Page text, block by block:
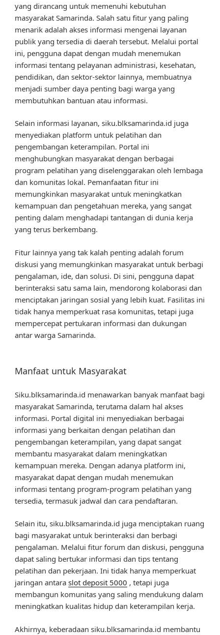
yang dirancang untuk memenuhi kebutuhan
masyarakat Samarinda. Salah satu fitur yang paling
menarik adalah akses informasi mengenai layanan
publik yang tersedia di daerah tersebut. Melalui portal
ini, pengguna dapat dengan mudah menemukan
informasi tentang pelayanan administrasi, kesehatan,
pendidikan, dan sektor-sektor lainnya, membuatnya
menjadi sumber daya penting bagi warga yang
membutuhkan bantuan atau informasi.
Selain informasi layanan, siku.blksamarinda.id juga
menyediakan platform untuk pelatihan dan
pengembangan keterampilan. Portal ini
menghubungkan masyarakat dengan berbagai
program pelatihan yang diselenggarakan oleh lembaga
dan komunitas lokal. Pemanfaatan fitur ini
memungkinkan masyarakat untuk meningkatkan
kemampuan dan pengetahuan mereka, yang sangat
penting dalam menghadapi tantangan di dunia kerja
yang terus berkembang.
Fitur lainnya yang tak kalah penting adalah forum
diskusi yang memungkinkan masyarakat untuk berbagi
pengalaman, ide, dan solusi. Di sini, pengguna dapat
berinteraksi satu sama lain, mendorong kolaborasi dan
menciptakan jaringan sosial yang lebih kuat. Fasilitas ini
tidak hanya memperkuat rasa komunitas, tetapi juga
mempercepat pertukaran informasi dan dukungan
antar warga Samarinda.
Manfaat untuk Masyarakat
Siku.blksamarinda.id menawarkan banyak manfaat bagi
masyarakat Samarinda, terutama dalam hal akses
informasi. Portal digital ini menyediakan berbagai
informasi yang berkaitan dengan pelatihan dan
pengembangan keterampilan, yang dapat sangat
membantu masyarakat dalam meningkatkan
kemampuan mereka. Dengan adanya platform ini,
masyarakat dapat dengan mudah menemukan
informasi tentang program-program pelatihan yang
tersedia, termasuk jadwal dan cara pendaftaran.
Selain itu, siku.blksamarinda.id juga menciptakan ruang
bagi masyarakat untuk berinteraksi dan berbagi
pengalaman. Melalui fitur forum dan diskusi, pengguna
dapat saling bertukar informasi dan tips tentang
pelatihan dan pekerjaan. Ini tidak hanya memperkuat
jaringan antara slot deposit 5000 , tetapi juga
membangun komunitas yang saling mendukung dalam
meningkatkan kualitas hidup dan keterampilan kerja.
Akhirnya, keberadaan siku.blksamarinda.id membantu